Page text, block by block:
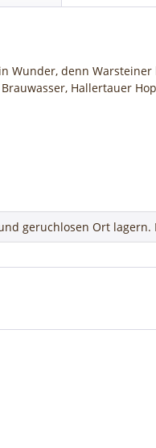
Wunder, denn
Hallertauer
geruchlosen Ort